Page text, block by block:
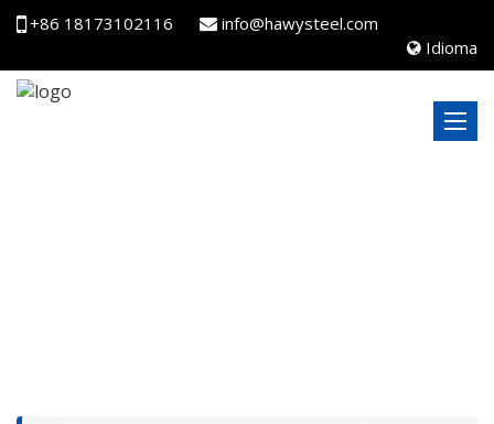
+86 18173102116
info@hawysteel.com
Idioma